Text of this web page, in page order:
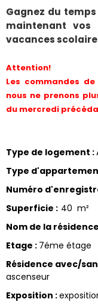
Gagnez du
maintenant vos
vacances
Attention!
Les commandes
nous ne prenons
du mercredi
Type de logement :
Type
Numéro
Superficie : 40 m²
Nom de la résidence
Etage : 7éme étage
Résidence avec/
ascenseur
Exposition :